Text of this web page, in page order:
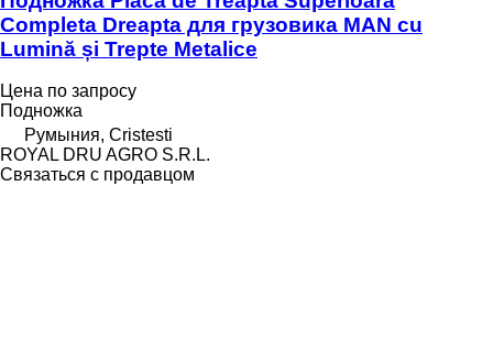
Completa Dreapta для грузовика MAN cu
Lumină și Trepte Metalice
Цена по запросу
Подножка
Румыния, Cristesti
ROYAL DRU AGRO S.R.L.
Связаться с продавцом